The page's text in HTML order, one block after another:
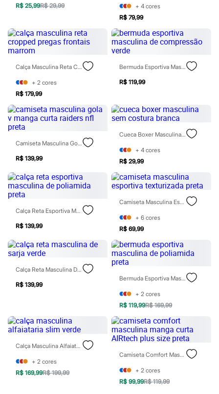
Baby Club
Palomino
Moda íntima
Calcinhas
Meias
Moda praia
Biquínis e Maiôs
Blusas de proteção
Sungas
Personagens
Bluey
Disney
Hello Kitty
Homem Aranha
Minecraft
Naruto
Patrulha Canina
Sonic
Stitch
Beleza
Perfumes árabes
Cabelos
Condicionador
Finalizadores
Shampoo
Tratamento
Protetor solar
Tratamento
Cuidados com o rosto
Esfoliante
Hidratante
Protetor solar
Tônicos
Maquiagens
R$ 25,99R$ 29,99 + 4 cores
R$ 79,99
Calça Masculina Reta Cropped Pregas Frontais Marrom
+ 2 cores
R$ 179,99
Bermuda Esportiva Masculina De Compressão Verde
R$ 119,99
Camiseta Masculina Gola V Manga Curta Raiders Nfl Preta
R$ 139,99
Cueca Boxer Masculina Sem Costura Branca
+ 4 cores
R$ 29,99
Calça Reta Esportiva Masculina De Poliamida Preta
R$ 139,99
Camiseta Masculina Esportiva Texturizada Preta
+ 6 cores
R$ 69,99
Calça Reta Masculina De Sarja Verde
R$ 139,99
Bermuda Esportiva Masculina De Poliamida Preta
+ 2 cores
R$ 119,99R$ 169,99
Calça Masculina Alfaiataria Slim Verde
+ 2 cores
R$ 169,99R$ 199,99
Camiseta Comfort Masculina Manga Curta AIRtech Plus Size Preta
+ 2 cores
R$ 99,99R$ 119,99